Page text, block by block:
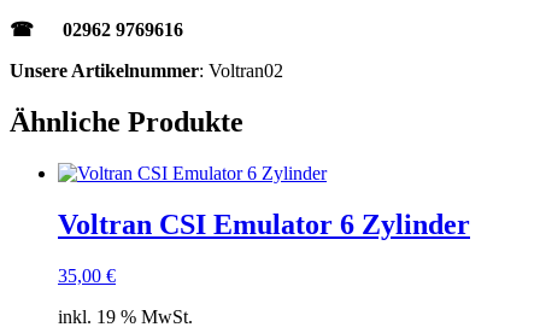
☎ 02962 9769616
Unsere Artikelnummer: Voltran02
Ähnliche Produkte
Voltran CSI Emulator 6 Zylinder
35,00 €
inkl. 19 % MwSt.